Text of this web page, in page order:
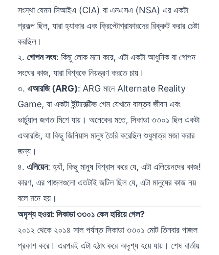
সংস্থা যেমন সিআইএ (CIA) বা এনএসএ (NSA) এর একটা
প্রকল্প ছিল, যারা হ্যাকার এবং ক্রিপ্টোগ্রাফারদের রিক্রুট করার চেষ্টা
করছিল।
২. গোপন সংঘ: কিছু লোক মনে করে, এটা একটা আধুনিক বা গোপন
সংঘের কাজ, যারা বিশ্বকে নিয়ন্ত্রণ করতে চায়।
৩. এআরজি (ARG): ARG মানে Alternate Reality
Game, যা একটা ইন্টারেক্টিভ গেম যেখানে বাস্তব জীবন এবং
ভার্চুয়াল জগত মিশে যায়। অনেকের মতে, সিকাডা ৩৩০১ ছিল একটা
এআরজি, যা কিছু জিনিয়াস মানুষ তৈরি করেছিল শুধুমাত্র মজা করার
জন্য।
৪. এলিয়েন: হ্যাঁ, কিছু মানুষ বিশ্বাস করে যে, এটা এলিয়েনদের কাজ!
কারণ, এর পাজলগুলো এতটাই জটিল ছিল যে, এটা মানুষের কাজ নয়
বলে মনে হয়।
অদৃশ্য হওয়া: সিকাডা ৩৩০১ কেন হারিয়ে গেল?
২০১২ থেকে ২০১৪ সাল পর্যন্ত সিকাডা ৩৩০১ মোট তিনবার পাজল
প্রকাশ করে। এরপরই এটা হঠাৎ করে অদৃশ্য হয়ে যায়। শেষ বার্তায়